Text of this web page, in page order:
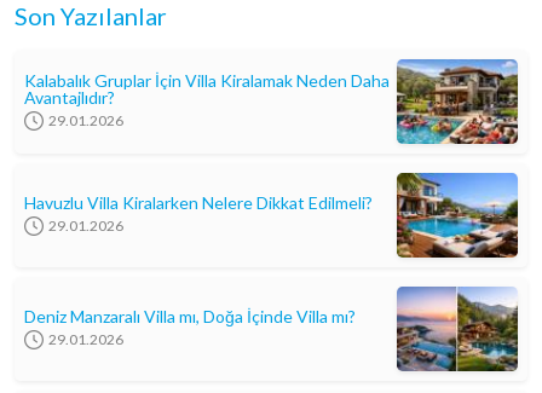
Son Yazılanlar
Kalabalık Gruplar İçin Villa Kiralamak Neden Daha
Avantajlıdır?
29.01.2026
Havuzlu Villa Kiralarken Nelere Dikkat Edilmeli?
29.01.2026
Deniz Manzaralı Villa mı, Doğa İçinde Villa mı?
29.01.2026